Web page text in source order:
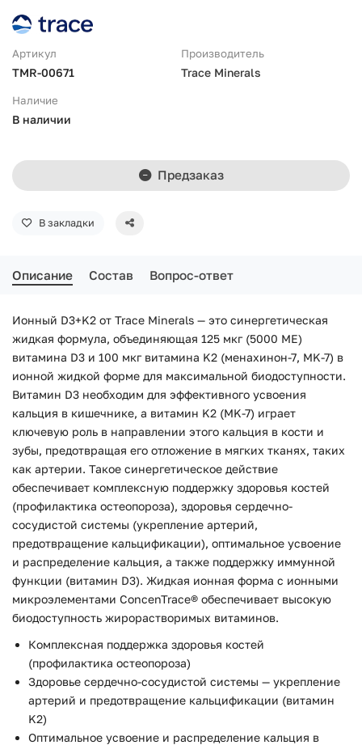
Артикул
TMR-00671
Производитель
Trace Minerals
Наличие
В наличии
Предзаказ
В закладки
Описание Состав Вопрос-ответ
Ионный D3+K2 от Trace Minerals — это синергетическая
жидкая формула, объединяющая 125 мкг (5000 МЕ)
витамина D3 и 100 мкг витамина K2 (менахинон-7, MK-7) в
ионной жидкой форме для максимальной биодоступности.
Витамин D3 необходим для эффективного усвоения
кальция в кишечнике, а витамин K2 (MK-7) играет
ключевую роль в направлении этого кальция в кости и
зубы, предотвращая его отложение в мягких тканях, таких
как артерии. Такое синергетическое действие
обеспечивает комплексную поддержку здоровья костей
(профилактика остеопороза), здоровья сердечно-
сосудистой системы (укрепление артерий,
предотвращение кальцификации), оптимальное усвоение
и распределение кальция, а также поддержку иммунной
функции (витамин D3). Жидкая ионная форма с ионными
микроэлементами ConcenTrace® обеспечивает высокую
биодоступность жирорастворимых витаминов.
Комплексная поддержка здоровья костей
(профилактика остеопороза)
Здоровье сердечно-сосудистой системы — укрепление
артерий и предотвращение кальцификации (витамин
K2)
Оптимальное усвоение и распределение кальция в